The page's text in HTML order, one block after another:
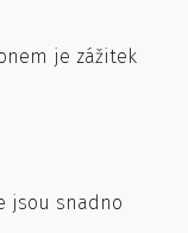
je zážitek
jsou snadno